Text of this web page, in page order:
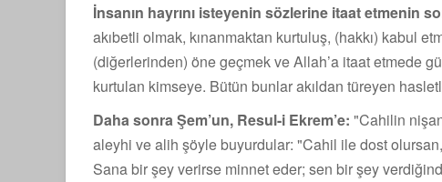
İnsanın hayrını isteyenin sözlerine itaat etmenin
akıbetli olmak, kınanmaktan kurtuluş, (hakkı) kabul
(diğerlerinden) öne geçmek ve Allah’a itaat etmede
kurtulan kimseye. Bütün bunlar akıldan türeyen
Daha sonra Şem’un, Resul-i Ekrem’e: "Cahilin
aleyhi ve alih şöyle buyurdular: "Cahil ile dost
Sana bir şey verirse minnet eder; sen bir şey